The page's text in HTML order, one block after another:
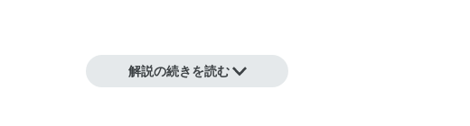
解説の続きを読む